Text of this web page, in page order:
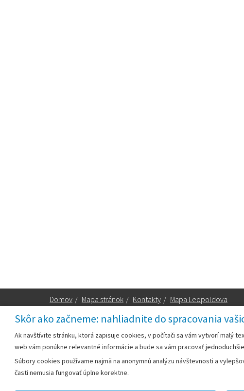
Skôr ako začneme: nahliadnite do spracovania
Ak navštívite stránku, ktorá zapisuje cookies, v počítači sa vám vytvorí malý
web vám ponúkne relevantné informácie a bude sa vám pracovať
Súbory cookies používame najmä na anonymnú analýzu návštevnosti a
časti nemusia fungovať úplne korektne.
Domov / Mapa stránok / Kontakty / Mapa Leopoldova
Mestský úrad Leopoldov
Hlohovská cesta 1818/2A